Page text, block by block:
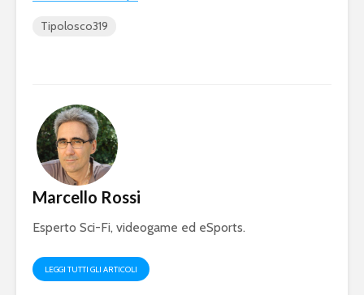
Tipolosco319
Marcello Rossi
Esperto Sci-Fi, videogame ed eSports.
LEGGI TUTTI GLI ARTICOLI